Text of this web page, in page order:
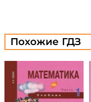
Похожие ГДЗ